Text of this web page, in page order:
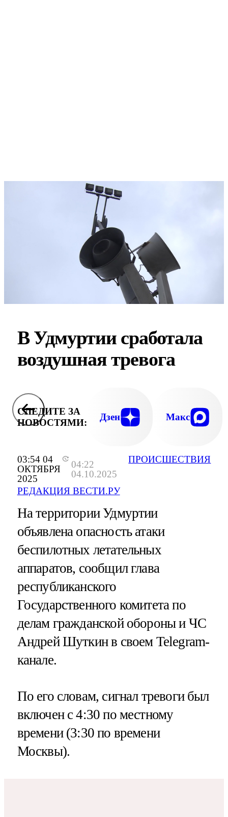
03:54 04
ОКТЯБРЯ
2025
04:22
04.10.2025
РЕДАКЦИЯ ВЕСТИ.РУ
ПРОИСШЕСТВИЯ
В Удмуртии сработала
воздушная тревога
СЛЕДИТЕ ЗА
НОВОСТЯМИ:
Дзен Макс
На территории Удмуртии
объявлена опасность атаки
беспилотных летательных
аппаратов, сообщил глава
республиканского
Государственного комитета по
делам гражданской обороны и ЧС
Андрей Шуткин в своем Telegram-
канале.
По его словам, сигнал тревоги был
включен с 4:30 по местному
времени (3:30 по времени
Москвы).